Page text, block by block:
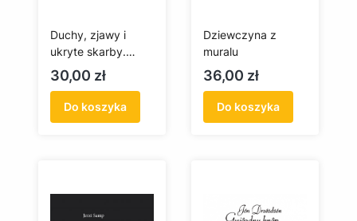
Duchy, zjawy i
ukryte skarby.
Niesamowite
miejsca
województwa
zachodniopomorski
Cena
30,00 zł
Do koszyka
Dziewczyna z
muralu
Cena
36,00 zł
Do koszyka